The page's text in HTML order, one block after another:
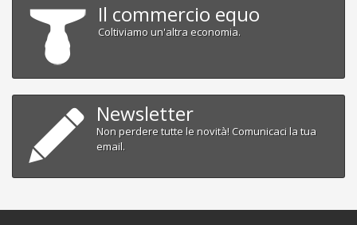
Il commercio equo
Coltiviamo un'altra economia.
Newsletter
Non perdere tutte le novità! Comunicaci la tua
email.